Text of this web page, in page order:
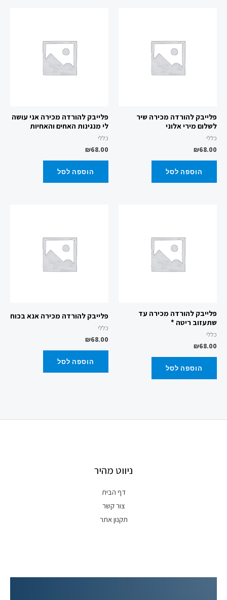
פלייבק להורדה מכירה שיר
לשלום מירי אלוני
כללי
₪68.00
הוספה לסל
פלייבק להורדה מכירה אני עושה
לי מנגינות האחים והאחיות
כללי
₪68.00
הוספה לסל
פלייבק להורדה מכירה עד
שתעזוב ריטה *
כללי
₪68.00
הוספה לסל
פלייבק להורדה מכירה אנא בכוח
כללי
₪68.00
הוספה לסל
ניווט מהיר
דף הבית
צור קשר
תקנון אתר